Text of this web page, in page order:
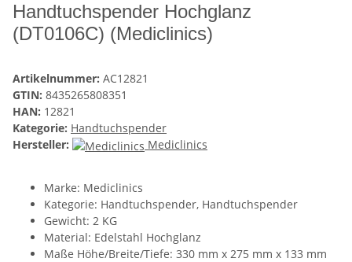
Handtuchspender Hochglanz
(DT0106C) (Mediclinics)
Artikelnummer: AC12821
GTIN: 8435265808351
HAN: 12821
Kategorie: Handtuchspender
Hersteller:
Mediclinics
Marke: Mediclinics
Kategorie: Handtuchspender, Handtuchspender
Gewicht: 2 KG
Material: Edelstahl Hochglanz
Maße Höhe/Breite/Tiefe: 330 mm x 275 mm x 133 mm